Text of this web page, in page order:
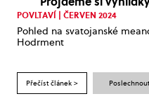
POVLTAVÍ | ČERVEN 2024
Pohled na svatojanské
Hodrment
Přečíst článek >